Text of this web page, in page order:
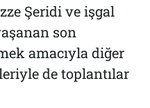
Şeridi ve işgal
son
amacıyla diğer
de toplantılar